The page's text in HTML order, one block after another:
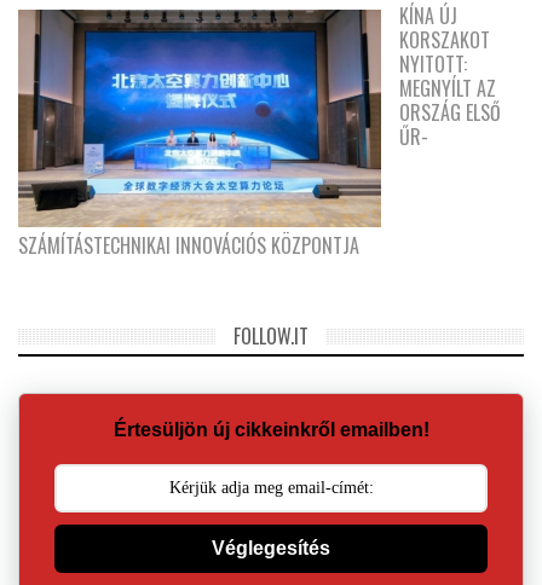
KÍNA ÚJ
KORSZAKOT
NYITOTT:
MEGNYÍLT AZ
ORSZÁG ELSŐ
ŰR-
SZÁMÍTÁSTECHNIKAI INNOVÁCIÓS KÖZPONTJA
FOLLOW.IT
Értesüljön új cikkeinkről emailben!
Véglegesítés